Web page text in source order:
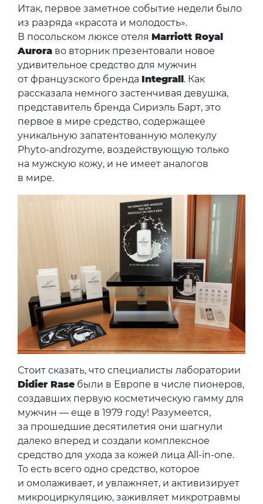
Итак, первое заметное событие недели было
из разряда «красота и молодость».
В посольском люксе отеля Marriott Royal
Aurora во вторник презентовали новое
удивительное средство для мужчин
от французского бренда Integrall. Как
рассказала немного застенчивая девушка,
представитель бренда Сириэль Барт, это
первое в мире средство, содержащее
уникальную запатентованную молекулу
Phyto-androzyme, воздействующую только
на мужскую кожу, и не имеет аналогов
в мире.
Стоит сказать, что специалисты лаборатории
Didier Rase были в Европе в числе пионеров,
создавших первую косметическую гамму для
мужчин — еще в 1979 году! Разумеется,
за прошедшие десятилетия они шагнули
далеко вперед и создали комплексное
средство для ухода за кожей лица All-in-one.
То есть всего одно средство, которое
и омолаживает, и увлажняет, и активизирует
микроциркуляцию, заживляет микротравмы